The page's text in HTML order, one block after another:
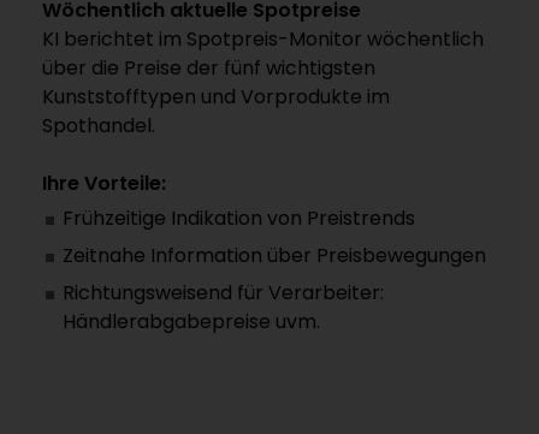
Wöchentlich aktuelle Spotpreise
KI berichtet im Spotpreis-Monitor wöchentlich
über die Preise der fünf wichtigsten
Kunststofftypen und Vorprodukte im
Spothandel.
Ihre Vorteile:
Frühzeitige Indikation von Preistrends
Zeitnahe Information über Preisbewegungen
Richtungsweisend für Verarbeiter:
Händlerabgabepreise uvm.